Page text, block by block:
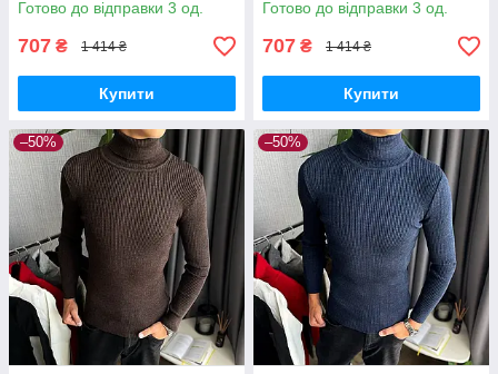
Готово до відправки 3 од.
707 ₴ 1 414 ₴
Купити
Готово до відправки 3 од.
707 ₴ 1 414 ₴
Купити
–50% –50%